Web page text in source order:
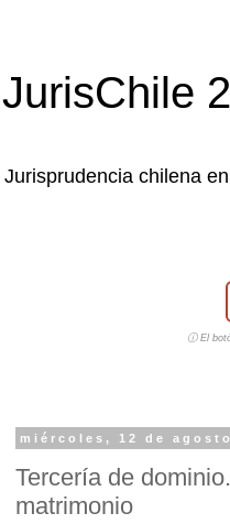
JurisChile
Jurisprudencia chilena
ⓘ El
miércoles, 12 de
Tercería de
matrimonio